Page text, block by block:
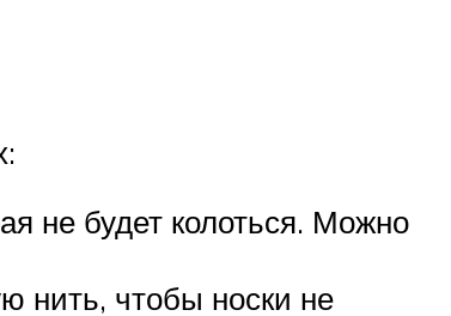
не будет колоться. Можно
нить, чтобы носки не